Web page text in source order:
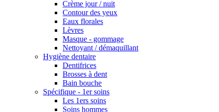
Crème jour / nuit
Contour des yeux
Eaux florales
Lèvres
Masque - gommage
Nettoyant / démaquillant
Hygiène dentaire
Dentifrices
Brosses à dent
Bain bouche
Spécifique - 1er soins
Les 1ers soins
Soins hommes